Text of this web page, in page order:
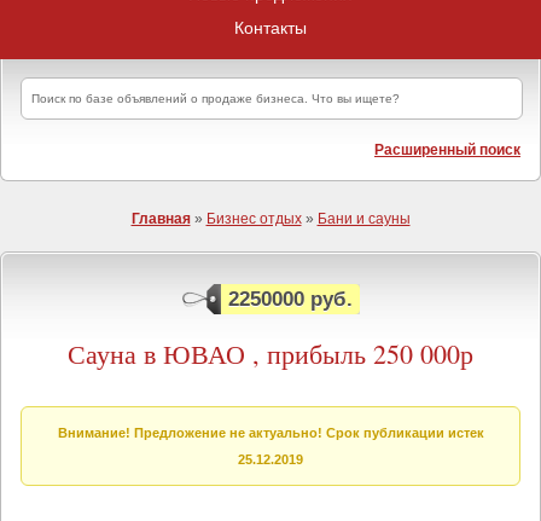
Контакты
Расширенный поиск
Главная» Бизнес отдых» Бани и сауны
2250000 руб.
Сауна в ЮВАО , прибыль 250 000р
Внимание! Предложение не актуально! Срок публикации истек
25.12.2019